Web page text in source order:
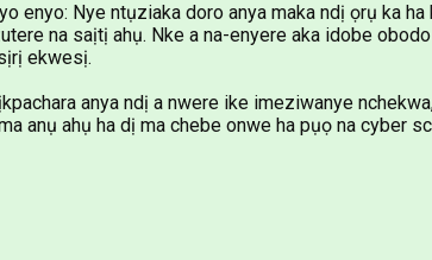
enyo: Nye ntụziaka doro anya maka ndị ọrụ ka
na saịtị ahụ. Nke a na-enyere aka idobe
ekwesị.
anya ndị a nwere ike imeziwanye
anụ ahụ ha dị ma chebe onwe ha pụọ ​​​​na cyber